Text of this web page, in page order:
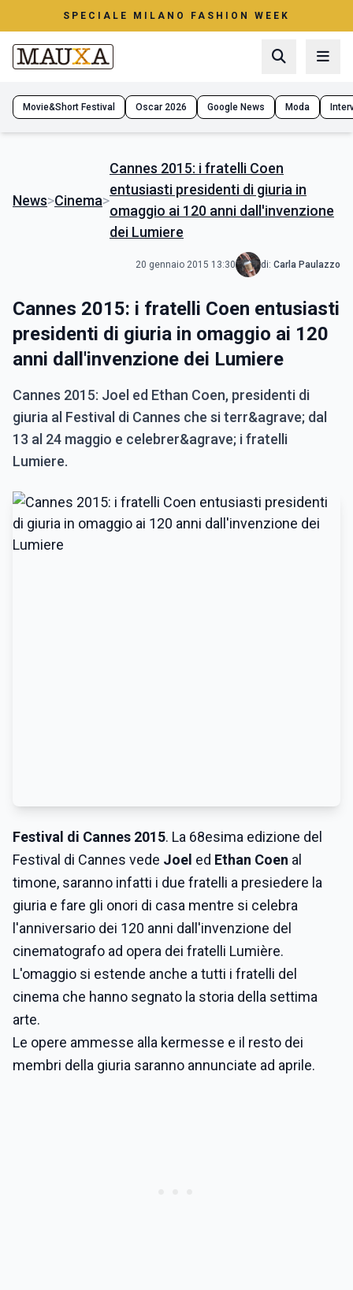
SPECIALE MILANO FASHION WEEK
Movie&Short Festival Oscar 2026 Google News Moda
News>Cinema>
Cannes 2015: i fratelli Coen
entusiasti presidenti di giuria in
omaggio ai 120 anni dall'invenzione
dei Lumiere
20 gennaio 2015 13:30 di: Carla Paulazzo
Cannes 2015: i fratelli Coen entusiasti
presidenti di giuria in omaggio ai 120
anni dall'invenzione dei Lumiere
Cannes 2015: Joel ed Ethan Coen, presidenti di
giuria al Festival di Cannes che si terr&agrave; dal
13 al 24 maggio e celebrer&agrave; i fratelli
Lumiere.
Festival di Cannes 2015. La 68esima edizione del
Festival di Cannes vede Joel ed Ethan Coen al
timone, saranno infatti i due fratelli a presiedere la
giuria e fare gli onori di casa mentre si celebra
l'anniversario dei 120 anni dall'invenzione del
cinematografo ad opera dei fratelli Lumière.
L'omaggio si estende anche a tutti i fratelli del
cinema che hanno segnato la storia della settima
arte.
Le opere ammesse alla kermesse e il resto dei
membri della giuria saranno annunciate ad aprile.